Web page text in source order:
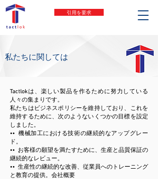
引用を要求
私たちに関しては
Tactlokは、楽しい製品を作るために努力している
人々の集まりです。
私たちはビジネスポリシーを維持しており、これを
維持するために、次のようないくつかの目標を設定
しました。
•• 機械加工における技術の継続的なアップグレー
ド。
•• お客様の願望を満たすために、生産と品質保証の
継続的なレビュー。
•• 生産性の継続的な改善、従業員へのトレーニング
と教育の提供。会社概要